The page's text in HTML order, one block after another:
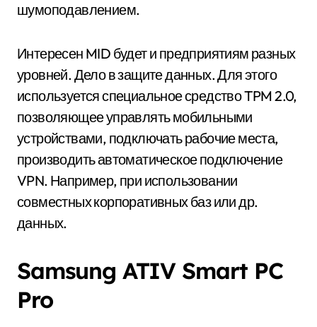
шумоподавлением.
Интересен MID будет и предприятиям разных
уровней. Дело в защите данных. Для этого
используется специальное средство TPM 2.0,
позволяющее управлять мобильными
устройствами, подключать рабочие места,
производить автоматическое подключение
VPN. Например, при использовании
совместных корпоративных баз или др.
данных.
Samsung ATIV Smart PC
Pro